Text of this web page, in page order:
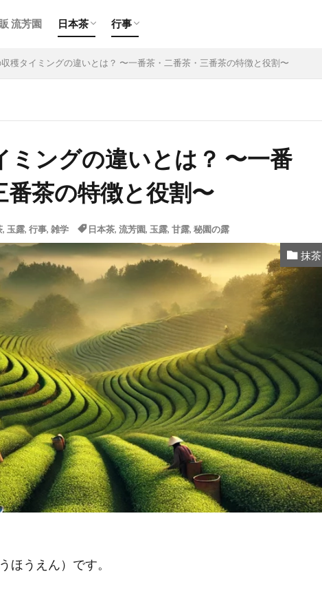
流芳園 日本茶 行事
穫タイミングの違いとは？ 〜一番茶・二番茶・三番茶の特徴と役割〜
ミングの違いとは？ 〜一番
番茶の特徴と役割〜
, 玉露, 行事, 雑学 日本茶, 流芳園, 玉露, 甘露, 秘園の露
抹茶
ほうえん）です。